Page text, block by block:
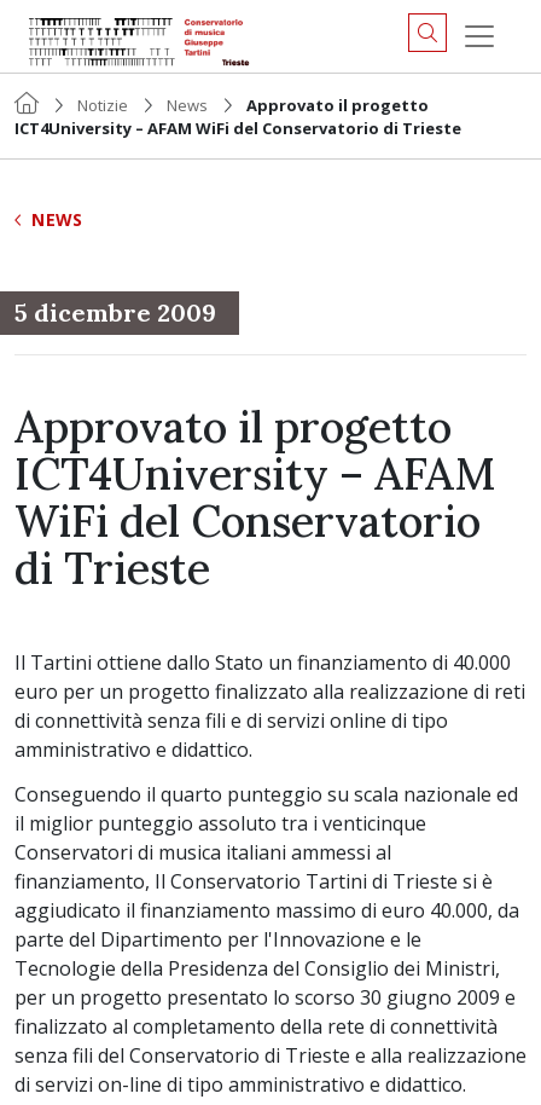
Notizie News
Approvato il progetto
ICT4University – AFAM WiFi del Conservatorio di Trieste
NEWS
5 dicembre 2009
Approvato il progetto
ICT4University – AFAM
WiFi del Conservatorio
di Trieste
Il Tartini ottiene dallo Stato un finanziamento di 40.000
euro per un progetto finalizzato alla realizzazione di reti
di connettività senza fili e di servizi online di tipo
amministrativo e didattico.
Conseguendo il quarto punteggio su scala nazionale ed
il miglior punteggio assoluto tra i venticinque
Conservatori di musica italiani ammessi al
finanziamento, Il Conservatorio Tartini di Trieste si è
aggiudicato il finanziamento massimo di euro 40.000, da
parte del Dipartimento per l'Innovazione e le
Tecnologie della Presidenza del Consiglio dei Ministri,
per un progetto presentato lo scorso 30 giugno 2009 e
finalizzato al completamento della rete di connettività
senza fili del Conservatorio di Trieste e alla realizzazione
di servizi on-line di tipo amministrativo e didattico.